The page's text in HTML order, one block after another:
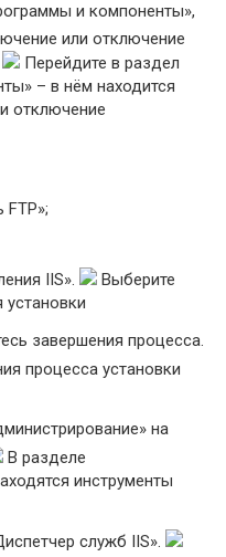
и компоненты»,
или отключение
Перейдите в раздел
– в нём находится
отключение
FTP»;
IIS».
Выберите
завершения процесса.
процесса установки
на
В разделе
инструменты
служб IIS».